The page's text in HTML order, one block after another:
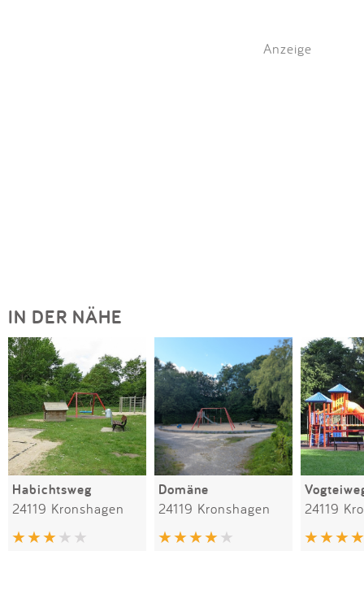
Anzeige
IN DER NÄHE
Habichtsweg
24119 Kronshagen
Domäne
24119 Kronshagen 24119